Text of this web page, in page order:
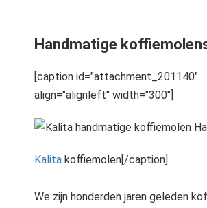
Handmatige
[caption id="attachment_201140"
align="alignleft" width="300"]
Kalita koffiemolen[/caption]
We zijn honderden jaren geleden